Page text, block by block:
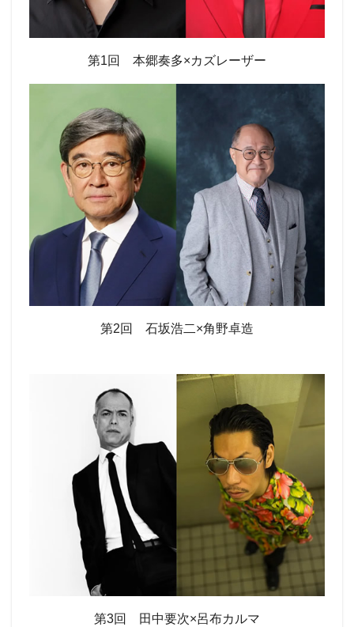
第1回 本郷奏多×カズレーザー
第2回 石坂浩二×角野卓造
第3回 田中要次×呂布カルマ